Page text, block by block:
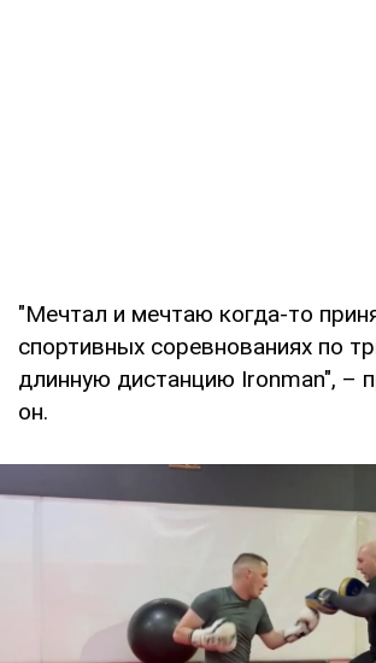
"Мечтал и мечтаю когда-то
спортивных соревнованиях по
длинную дистанцию Ironman", –
он.